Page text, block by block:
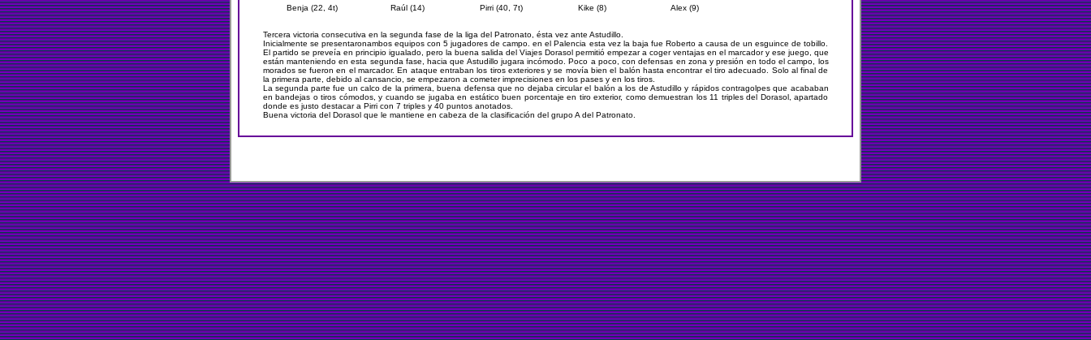
Benja (22, 4t)
Raúl (14) Pirri (40, 7t) Kike (8) Alex (9)
Tercera victoria consecutiva en la segunda fase de la liga del Patronato, ésta vez ante Astudillo.
Inicialmente se presentaronambos equipos con 5 jugadores de campo. en el Palencia esta vez la baja fue Roberto a causa de un esguince de tobillo.
El partido se preveía en principio igualado, pero la buena salida del Viajes Dorasol permitió empezar a coger ventajas en el marcador y ese juego, que
están manteniendo en esta segunda fase, hacia que Astudillo jugara incómodo. Poco a poco, con defensas en zona y presión en todo el campo, los
morados se fueron en el marcador. En ataque entraban los tiros exteriores y se movía bien el balón hasta encontrar el tiro adecuado. Solo al final de
la primera parte, debido al cansancio, se empezaron a cometer imprecisiones en los pases y en los tiros.
La segunda parte fue un calco de la primera, buena defensa que no dejaba circular el balón a los de Astudillo y rápidos contragolpes que acababan
en bandejas o tiros cómodos, y cuando se jugaba en estático buen porcentaje en tiro exterior, como demuestran los 11 triples del Dorasol, apartado
donde es justo destacar a Pirri con 7 triples y 40 puntos anotados.
Buena victoria del Dorasol que le mantiene en cabeza de la clasificación del grupo A del Patronato.